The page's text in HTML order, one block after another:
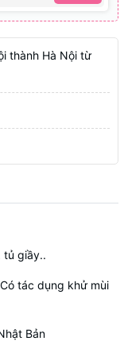
thành Hà Nội từ
tủ giầy..
tác dụng khử mùi
Bản